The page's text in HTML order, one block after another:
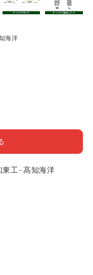
海洋
東工-高知海洋